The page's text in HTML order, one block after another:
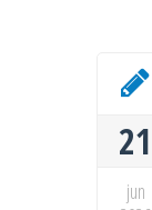
21
jun